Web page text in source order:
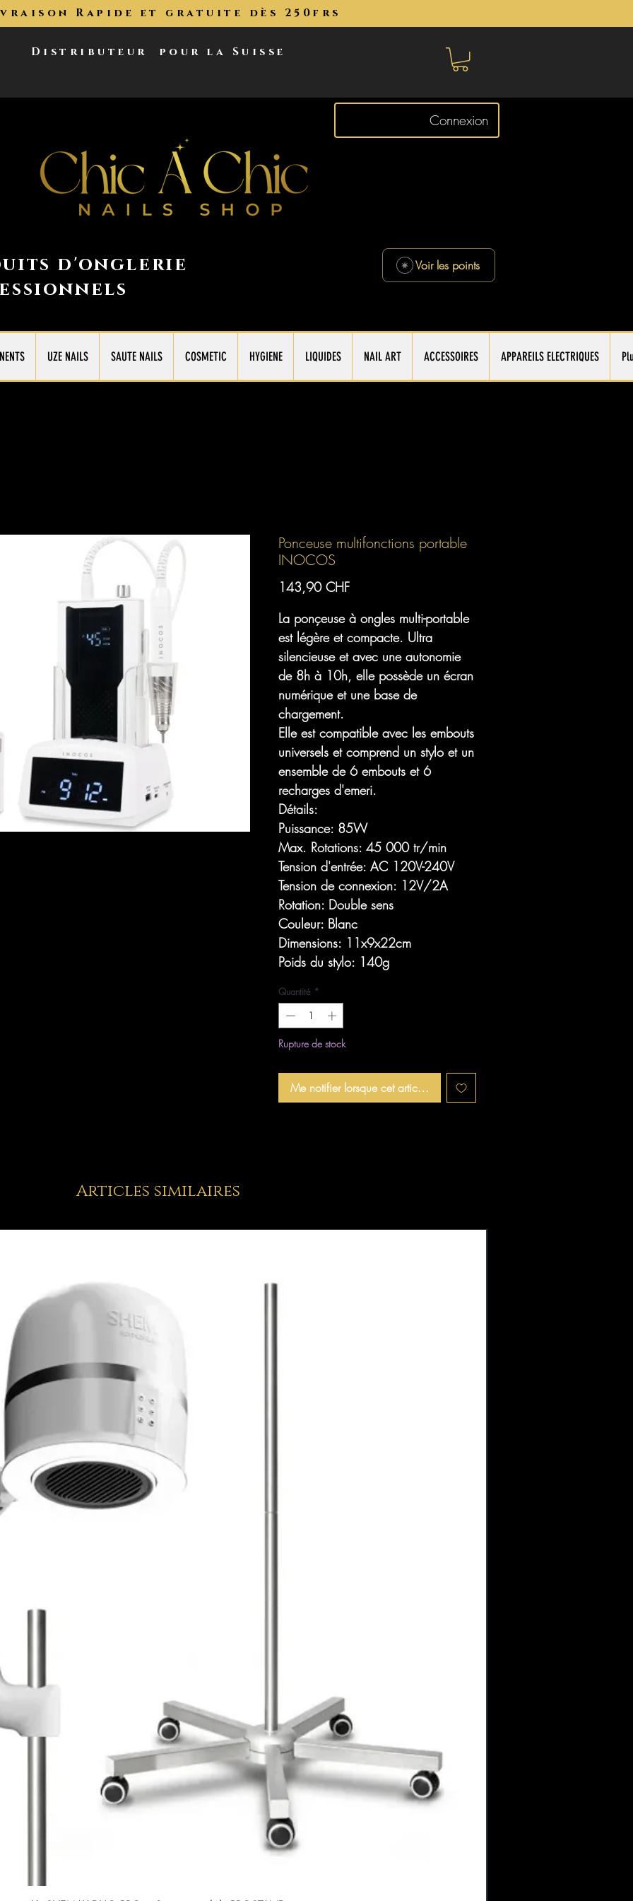
Distributeur pour la Suisse
Rapide et gratuite dès 250frs
Connexion
d'onglerie
Voir les points
UZE NAILS SAUTE NAILS COSMETIC HYGIENE LIQUIDES NAIL ART ACCESSOIRES APPAREILS ELECTRIQUES
Ponceuse multifonctions portable
INOCOS
143,90 CHFPrix
La ponçeuse à ongles multi-portable
est légère et compacte. Ultra
silencieuse et avec une autonomie
de 8h à 10h, elle possède un écran
numérique et une base de
chargement.
Elle est compatible avec les embouts
universels et comprend un stylo et un
ensemble de 6 embouts et 6
recharges d'emeri.
Détails:
Puissance: 85W
Max. Rotations: 45 000 tr/min
Tension d'entrée: AC 120V-240V
Tension de connexion: 12V/2A
Rotation: Double sens
Couleur: Blanc
Dimensions: 11x9x22cm
Poids du stylo: 140g
Quantité *
Rupture de stock
Me notifier lorsque cet article est disponible
Articles similaires